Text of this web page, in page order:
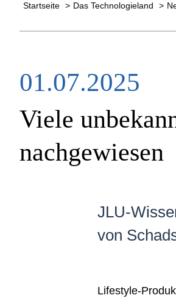
Startseite Das Technologieland
01.07.2025
Viele
nachgewiesen
JLU-
von
Lifestyle-